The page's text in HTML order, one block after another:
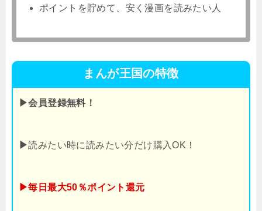
ポイントを貯めて、安く漫画を読みたい人
まんが王国の特徴
▶会員登録無料！
▶読みたい時に読みたい分だけ購入OK！
▶毎日最大50％ポイント還元